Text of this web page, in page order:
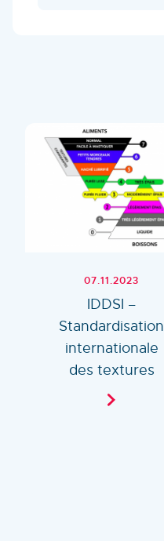
07.11.2023
IDDSI –
Standardisation
internationale
des textures